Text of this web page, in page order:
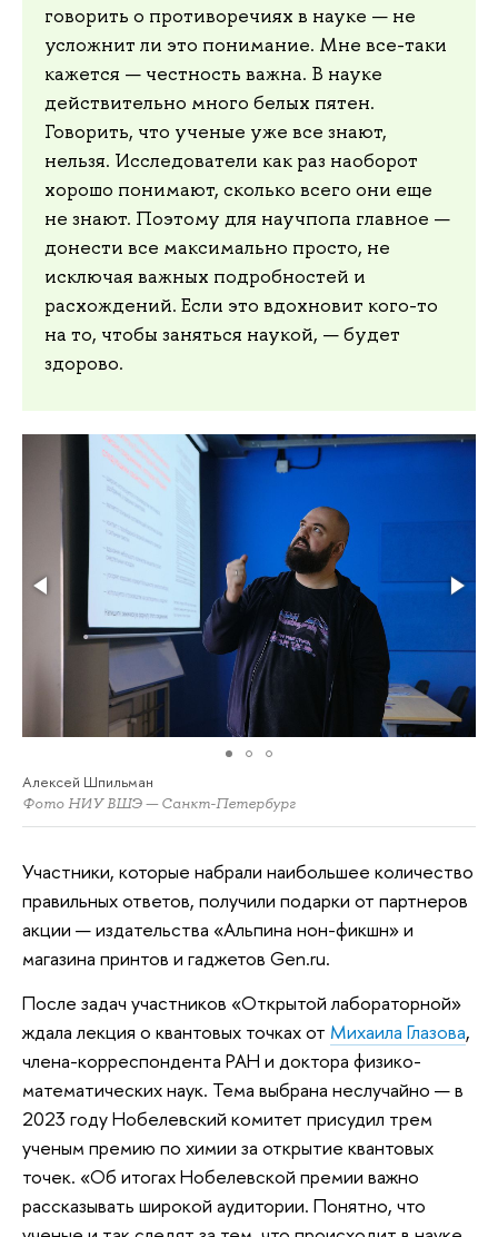
говорить о противоречиях в науке — не
усложнит ли это понимание. Мне все-таки
кажется — честность важна. В науке
действительно много белых пятен.
Говорить, что ученые уже все знают,
нельзя. Исследователи как раз наоборот
хорошо понимают, сколько всего они еще
не знают. Поэтому для научпопа главное —
донести все максимально просто, не
исключая важных подробностей и
расхождений. Если это вдохновит кого-то
на то, чтобы заняться наукой, — будет
здорово.
Алексей Шпильман
Фото НИУ ВШЭ — Санкт-Петербург
Участники, которые набрали наибольшее количество
правильных ответов, получили подарки от партнеров
акции — издательства «Альпина нон-фикшн» и
магазина принтов и гаджетов Gen.ru.
После задач участников «Открытой лабораторной»
ждала лекция о квантовых точках от Михаила Глазова,
члена-корреспондента РАН и доктора физико-
математических наук. Тема выбрана неслучайно — в
2023 году Нобелевский комитет присудил трем
ученым премию по химии за открытие квантовых
точек. «Об итогах Нобелевской премии важно
рассказывать широкой аудитории. Понятно, что